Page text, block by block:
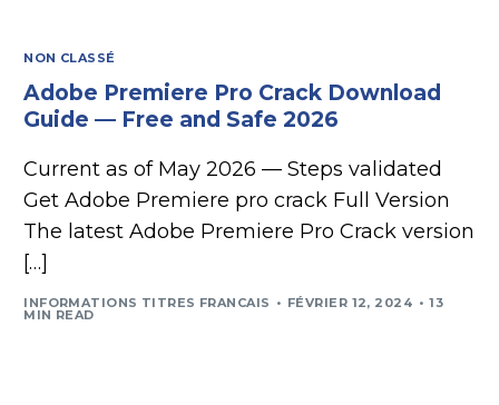
NON CLASSÉ
Adobe Premiere Pro Crack Download
Guide — Free and Safe 2026
Current as of May 2026 — Steps validated
Get Adobe Premiere pro crack Full Version
The latest Adobe Premiere Pro Crack version
[…]
INFORMATIONS TITRES FRANCAIS FÉVRIER 12, 2024 13
MIN READ